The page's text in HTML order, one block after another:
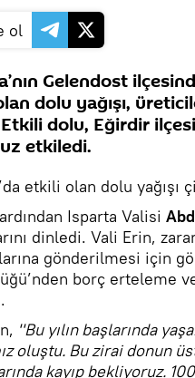
ol
Gelendost
dolu yağışı,
dolu, Eğirdir
etkiledi.
etkili olan dolu
Isparta Valisi
dinledi. Vali Erin,
gönderilmesi için
borç erteleme
''Bu yılın başlarında
oluştu. Bu zirai donun
kayıp bekliyoruz.